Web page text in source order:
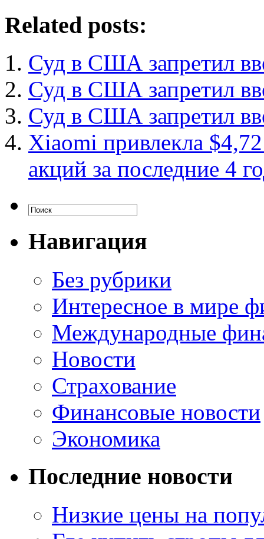
Related posts:
Суд в США запретил
Суд в США запретил
Суд в США запретил
Xiaomi привлекла
акций за последние 4
Навигация
Без рубрики
Интересное в мире
Международные
Новости
Страхование
Финансовые новости
Экономика
Последние новости
Низкие цены на